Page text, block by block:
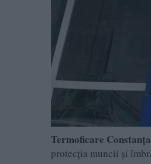
Termoficare
protecția muncii și